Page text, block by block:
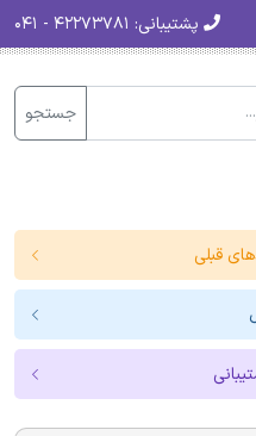
پشتیبانی:
جستجو
قبلی